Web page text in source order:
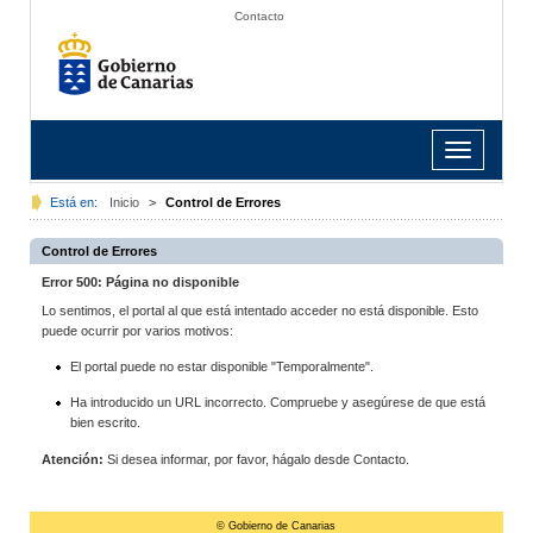
Contacto
Toggle
navigation
Está en: Inicio > Control de Errores
Control de Errores
Error 500: Página no disponible
Lo sentimos, el portal al que está intentado acceder no está disponible. Esto
puede ocurrir por varios motivos:
El portal puede no estar disponible "Temporalmente".
Ha introducido un URL incorrecto. Compruebe y asegúrese de que está
bien escrito.
Atención: Si desea informar, por favor, hágalo desde Contacto.
© Gobierno de Canarias